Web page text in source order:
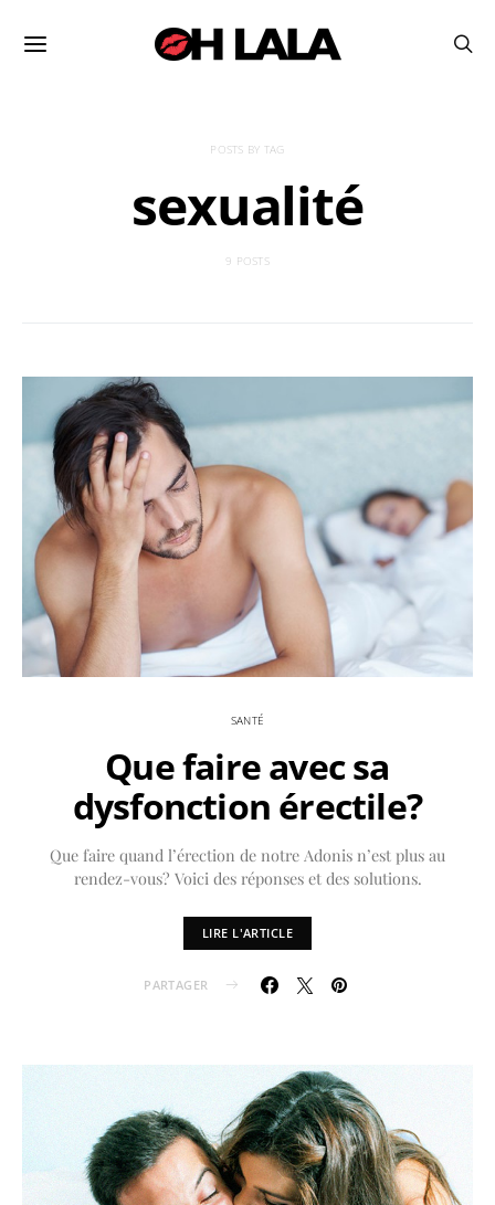
POSTS BY TAG
sexualité
9 POSTS
SANTÉ
Que faire avec sa
dysfonction érectile?
Que faire quand l’érection de notre Adonis n’est plus au
rendez-vous? Voici des réponses et des solutions.
LIRE L'ARTICLE
PARTAGER